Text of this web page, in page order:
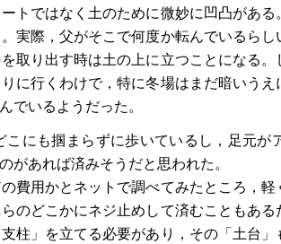
ではなく土のために微妙に凹凸があ
実際，父がそこで何度か転んでいるら
取り出す時は土の上に立つことになる
に行くわけで，特に冬場はまだ暗いう
でいるようだった。
にも掴まらずに歩いているし，足元が
があれば済みそうだと思われた。
用かとネットで調べてみたところ，
のどこかにネジ止めして済むこともあ
柱」を立てる必要があり，その「土台